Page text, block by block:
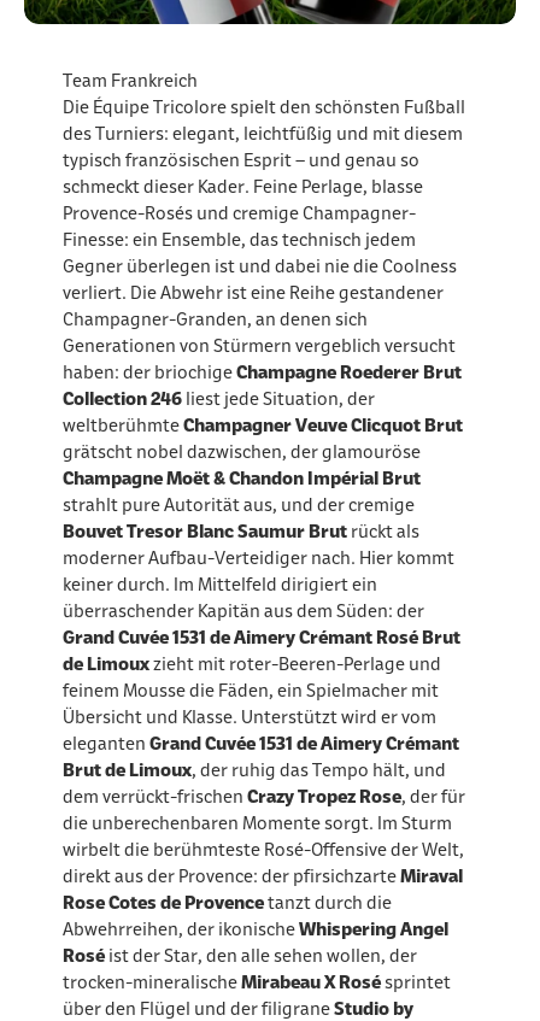
Team Frankreich
Die Équipe Tricolore spielt den schönsten Fußball
des Turniers: elegant, leichtfüßig und mit diesem
typisch französischen Esprit – und genau so
schmeckt dieser Kader. Feine Perlage, blasse
Provence-Rosés und cremige Champagner-
Finesse: ein Ensemble, das technisch jedem
Gegner überlegen ist und dabei nie die Coolness
verliert. Die Abwehr ist eine Reihe gestandener
Champagner-Granden, an denen sich
Generationen von Stürmern vergeblich versucht
haben: der briochigeChampagne Roederer Brut
Collection 246 liest jede Situation, der
weltberühmteChampagner Veuve Clicquot Brut
grätscht nobel dazwischen, der glamouröse
Champagne Moët & Chandon Impérial Brut
strahlt pure Autorität aus, und der cremige
Bouvet Tresor Blanc Saumur Brut rückt als
moderner Aufbau-Verteidiger nach. Hier kommt
keiner durch. Im Mittelfeld dirigiert ein
überraschender Kapitän aus dem Süden: der
Grand Cuvée 1531 de Aimery Crémant Rosé Brut
de Limouxzieht mit roter-Beeren-Perlage und
feinem Mousse die Fäden, ein Spielmacher mit
Übersicht und Klasse. Unterstützt wird er vom
eleganten Grand Cuvée 1531 de Aimery Crémant
Brut de Limoux, der ruhig das Tempo hält, und
dem verrückt-frischen Crazy Tropez Rose, der für
die unberechenbaren Momente sorgt. Im Sturm
wirbelt die berühmteste Rosé-Offensive der Welt,
direkt aus der Provence: der pfirsichzarteMiraval
Rose Cotes de Provencetanzt durch die
Abwehrreihen, der ikonischeWhispering Angel
Rosé ist der Star, den alle sehen wollen, der
trocken-mineralischeMirabeau X Rosésprintet
über den Flügel und der filigraneStudio by